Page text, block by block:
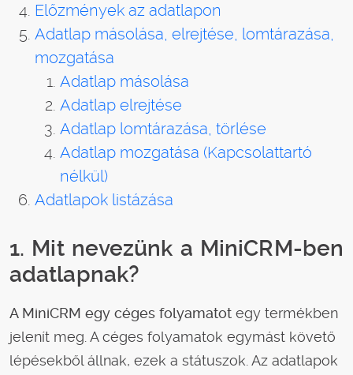
Előzmények az adatlapon
Adatlap másolása, elrejtése, lomtárazása,
mozgatása
Adatlap másolása
Adatlap elrejtése
Adatlap lomtárazása, törlése
Adatlap mozgatása (Kapcsolattartó
nélkül)
Adatlapok listázása
1. Mit nevezünk a MiniCRM-ben
adatlapnak?
A MiniCRM egy céges folyamatot egy termékben
jelenít meg. A céges folyamatok egymást követő
lépésekből állnak, ezek a státuszok. Az adatlapok